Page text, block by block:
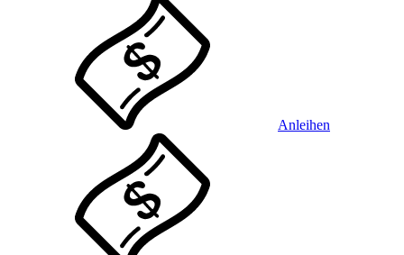
Anleihen